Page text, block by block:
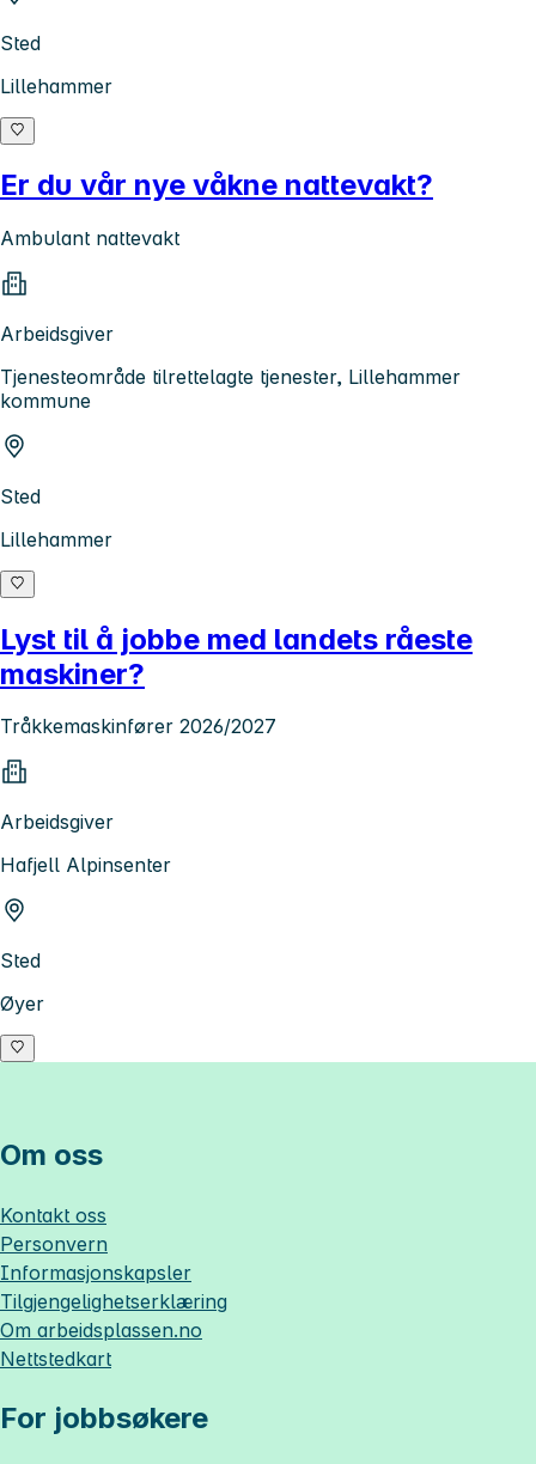
Sted
Lillehammer
Er du vår nye våkne nattevakt?
Ambulant nattevakt
Arbeidsgiver
Tjenesteområde tilrettelagte tjenester, Lillehammer
kommune
Sted
Lillehammer
Lyst til å jobbe med landets råeste
maskiner?
Tråkkemaskinfører 2026/2027
Arbeidsgiver
Hafjell Alpinsenter
Sted
Øyer
Om oss
Kontakt oss
Personvern
Informasjonskapsler
Tilgjengelighetserklæring
Om arbeidsplassen.no
Nettstedkart
For jobbsøkere